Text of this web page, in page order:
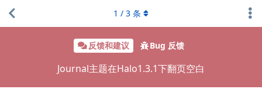
反馈和建议 Bug 反馈
Journal主题在Halo1.3.1下翻页空白
1 / 3 条